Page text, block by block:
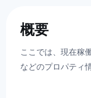
概要
ここでは、現在稼
などのプロパティ